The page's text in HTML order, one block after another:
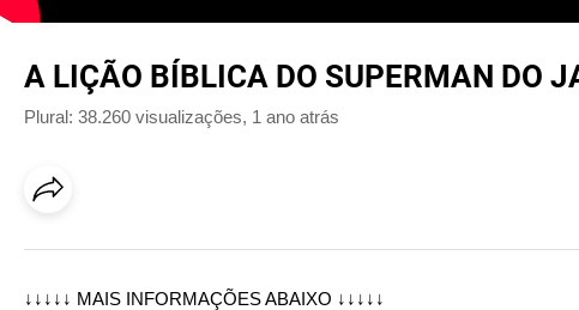
A LIÇÃO BÍBLICA DO SUPERMAN DO
Plural: 38.260 visualizações, 1 ano atrás
↓↓↓↓↓ MAIS INFORMAÇÕES ABAIXO ↓↓↓↓↓